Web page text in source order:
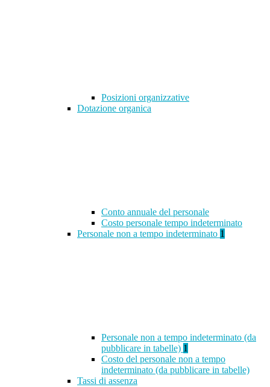
Posizioni organizzative
Dotazione organica
Conto annuale del personale
Costo personale tempo indeterminato
Personale non a tempo indeterminato 1
Personale non a tempo indeterminato (da
pubblicare in tabelle) 1
Costo del personale non a tempo
indeterminato (da pubblicare in tabelle)
Tassi di assenza